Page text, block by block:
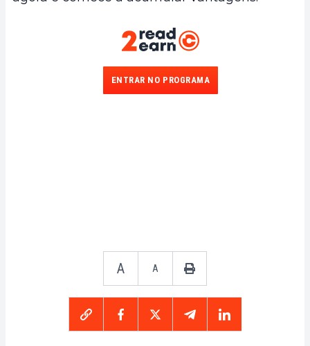
ENTRAR NO PROGRAMA
A A